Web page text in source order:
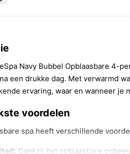
Navy Bubbel Opblaasbare 4-
een drukke dag. Met verwarmd
ervaring, waar en wanneer je
voordelen
spa heeft verschillende
Dankzij het opblaasbare